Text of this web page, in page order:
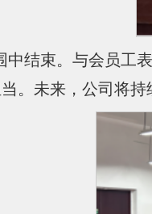
中结束。与会员工
。未来，公司将